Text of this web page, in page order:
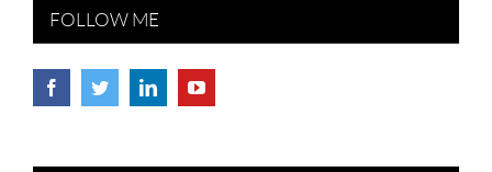
FOLLOW ME